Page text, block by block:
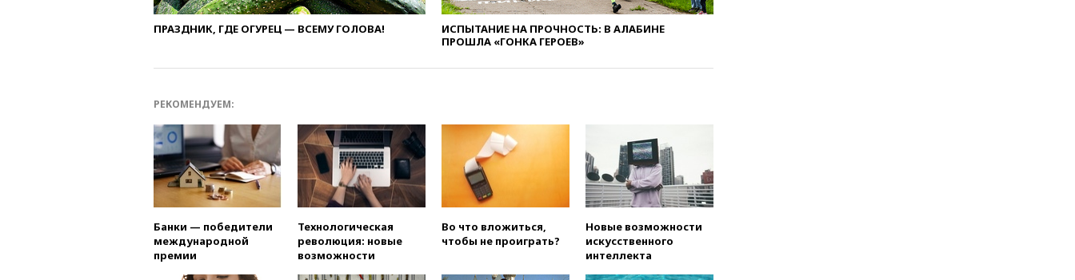
вчера, 21:21Правительство
РФ разрешило продажу
бензина старых
Newsweek:
«взрывная» диарея охватила
47 из 50 штатов США
вчера, 20:35ПВО за 12 часов
сбила 200 украинских
вчера, 20:20Третий комплект
золотых медалей выиграли на
ЧЕ российские синхронистки
ПРАЗДНИК, ГДЕ ОГУРЕЦ — ВСЕМУ ГОЛОВА!
ИСПЫТАНИЕ НА ПРОЧНОСТЬ: В АЛАБИНЕ
ПРОШЛА «ГОНКА ГЕРОЕВ»
РЕКОМЕНДУЕМ:
Банки — победители
международной
премии
Технологическая
революция: новые
возможности
Во что вложиться,
чтобы не проиграть?
Новые возможности
искусственного
интеллекта